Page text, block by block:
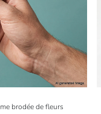
brodée de fleurs